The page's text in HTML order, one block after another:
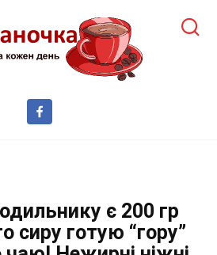
є 200 гр
сиру готую “гору”